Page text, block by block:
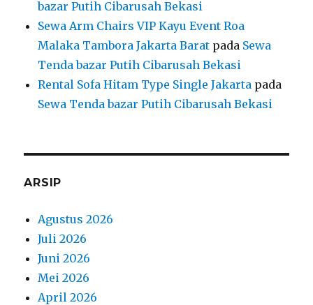
bazar Putih Cibarusah Bekasi
Sewa Arm Chairs VIP Kayu Event Roa
Malaka Tambora Jakarta Barat pada Sewa
Tenda bazar Putih Cibarusah Bekasi
Rental Sofa Hitam Type Single Jakarta pada
Sewa Tenda bazar Putih Cibarusah Bekasi
ARSIP
Agustus 2026
Juli 2026
Juni 2026
Mei 2026
April 2026